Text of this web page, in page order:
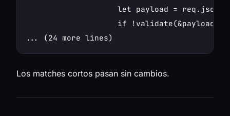
let payload =
                    if !validate(&payload) {
Los matches cortos pasan sin cambios.